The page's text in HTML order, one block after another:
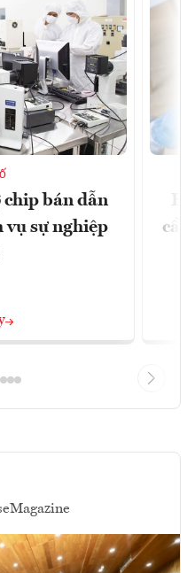
bán dẫn
vụ sự nghiệp
eMagazine